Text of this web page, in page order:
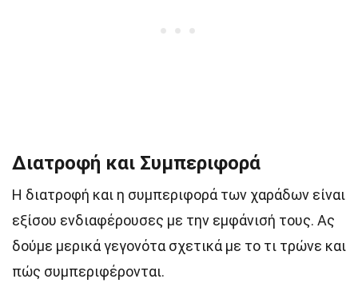
Διατροφή και Συμπεριφορά
Η διατροφή και η συμπεριφορά των χαράδων είναι
εξίσου ενδιαφέρουσες με την εμφάνισή τους. Ας
δούμε μερικά γεγονότα σχετικά με το τι τρώνε και
πώς συμπεριφέρονται.